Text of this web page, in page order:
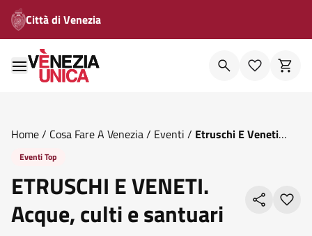
Città di Venezia
Home/ Cosa Fare A Venezia/ Eventi / Etruschi E Veneti
Acque Culti E Santuari
Eventi Top
ETRUSCHI E VENETI.
Acque, culti e santuari